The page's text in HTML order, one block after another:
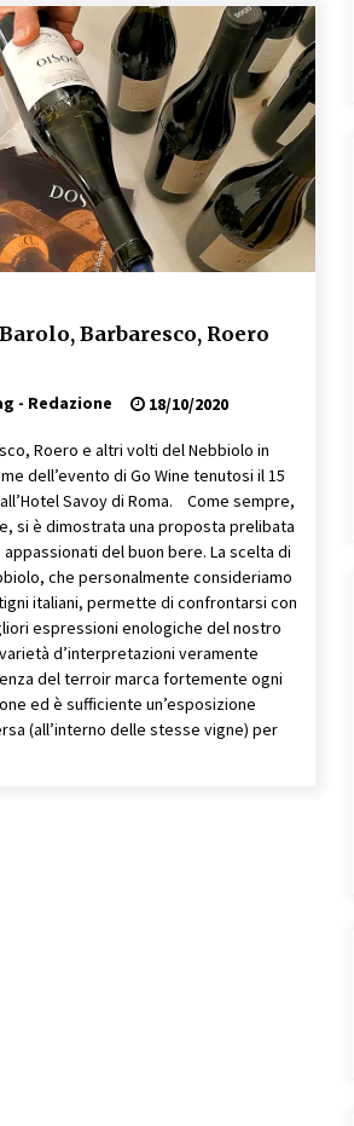
Barbaresco, Roero
- Redazione 18/10/2020
Roero e altri volti del Nebbiolo in
dell’evento di Go Wine tenutosi il 15
Savoy di Roma. Come sempre,
si è dimostrata una proposta prelibata
del buon bere. La scelta di
che personalmente consideriamo
italiani, permette di confrontarsi con
espressioni enologiche del nostro
d’interpretazioni veramente
del terroir marca fortemente ogni
ed è sufficiente un’esposizione
(all’interno delle stesse vigne) per